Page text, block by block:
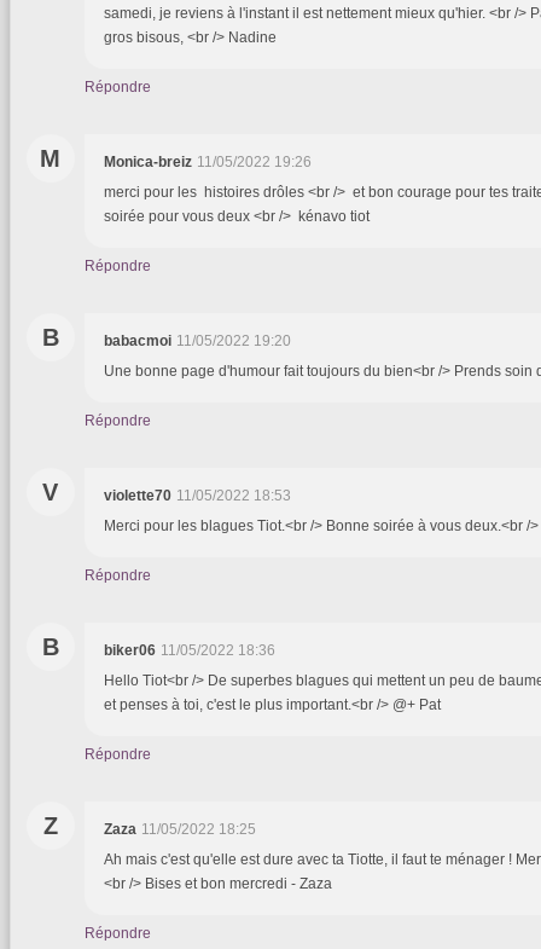
samedi, je reviens à l'instant il est nettement mieux qu'hier. <br />
gros bisous, <br /> Nadine
Répondre
M Monica-breiz 11/05/2022 19:26
merci pour les histoires drôles <br /> et bon courage pour tes
soirée pour vous deux <br /> kénavo tiot
Répondre
B babacmoi 11/05/2022 19:20
Une bonne page d'humour fait toujours du bien<br /> Prends soin
Répondre
V violette70 11/05/2022 18:53
Merci pour les blagues Tiot.<br /> Bonne soirée à vous deux.<br /
Répondre
B biker06 11/05/2022 18:36
Hello Tiot<br /> De superbes blagues qui mettent un peu de
et penses à toi, c'est le plus important.<br /> @+ Pat
Répondre
Z Zaza 11/05/2022 18:25
Ah mais c'est qu'elle est dure avec ta Tiotte, il faut te ménager !
<br /> Bises et bon mercredi - Zaza
Répondre